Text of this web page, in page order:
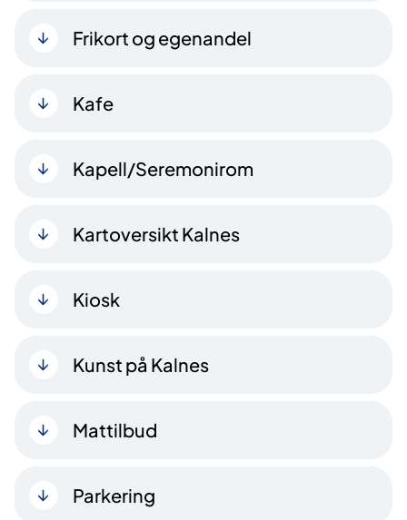
Frikort og egenandel
Kafe
Kapell/Seremonirom
Kartoversikt Kalnes
Kiosk
Kunst på Kalnes
Mattilbud
Parkering